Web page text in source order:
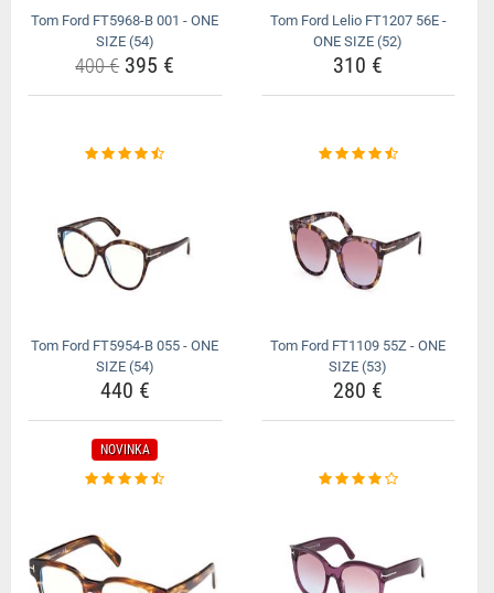
Tom Ford FT5968-B 001 - ONE
SIZE (54)
400 €395 €
Tom Ford Lelio FT1207 56E -
ONE SIZE (52)
310 €
Tom Ford FT5954-B 055 - ONE
SIZE (54)
440 €
Tom Ford FT1109 55Z - ONE
SIZE (53)
280 €
NOVINKA